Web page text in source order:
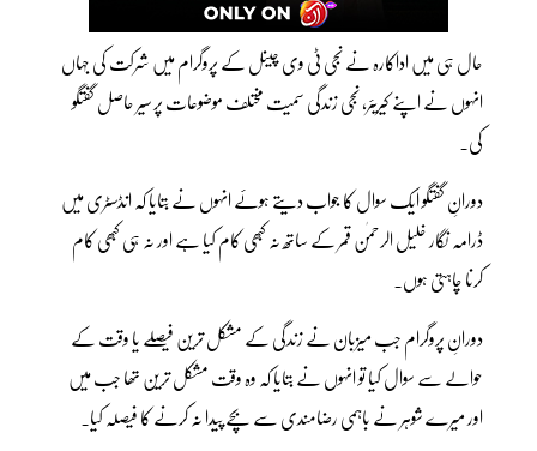
حال ہی میں اداکارہ نے نجی ٹی وی چینل کے پروگرام میں شرکت کی جہاں
انہوں نے اپنے کیریئر، نجی زندگی سمیت مختلف موضوعات پر سیر حاصل گفتگو
کی۔
دورانِ گفتگو ایک سوال کا جواب دیتے ہوئے انہوں نے بتایا کہ انڈسٹری میں
ڈرامہ نگار خلیل الرحمٰن قمر کے ساتھ نہ کبھی کام کیا ہے اور نہ ہی کبھی کام
کرنا چاہتی ہوں۔
دورانِ پروگرام جب میزبان نے زندگی کے مشکل ترین فیصلے یا وقت کے
حوالے سے سوال کیا تو انہوں نے بتایا کہ وہ وقت مشکل ترین تھا جب میں
اور میرے شوہر نے باہمی رضامندی سے بچے پیدا نہ کرنے کا فیصلہ کیا۔